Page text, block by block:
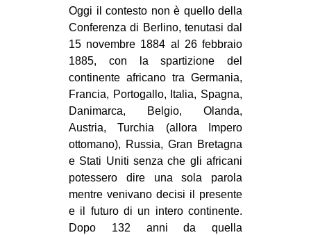
bsky
ms
SEARCH
Oggi il contesto non è quello della
Conferenza di Berlino, tenutasi dal
15 novembre 1884 al 26 febbraio
1885, con la spartizione del
continente africano tra Germania,
Francia, Portogallo, Italia, Spagna,
Danimarca, Belgio, Olanda,
Austria, Turchia (allora Impero
ottomano), Russia, Gran Bretagna
e Stati Uniti senza che gli africani
potessero dire una sola parola
mentre venivano decisi il presente
e il futuro di un intero continente.
Dopo 132 anni da quella